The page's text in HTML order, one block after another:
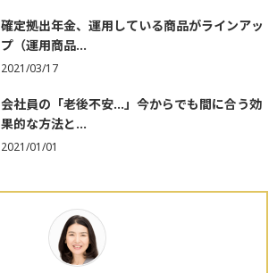
確定拠出年金、運用している商品がラインアッ
プ（運用商品...
2021/03/17
会社員の「老後不安…」今からでも間に合う効
果的な方法と...
2021/01/01